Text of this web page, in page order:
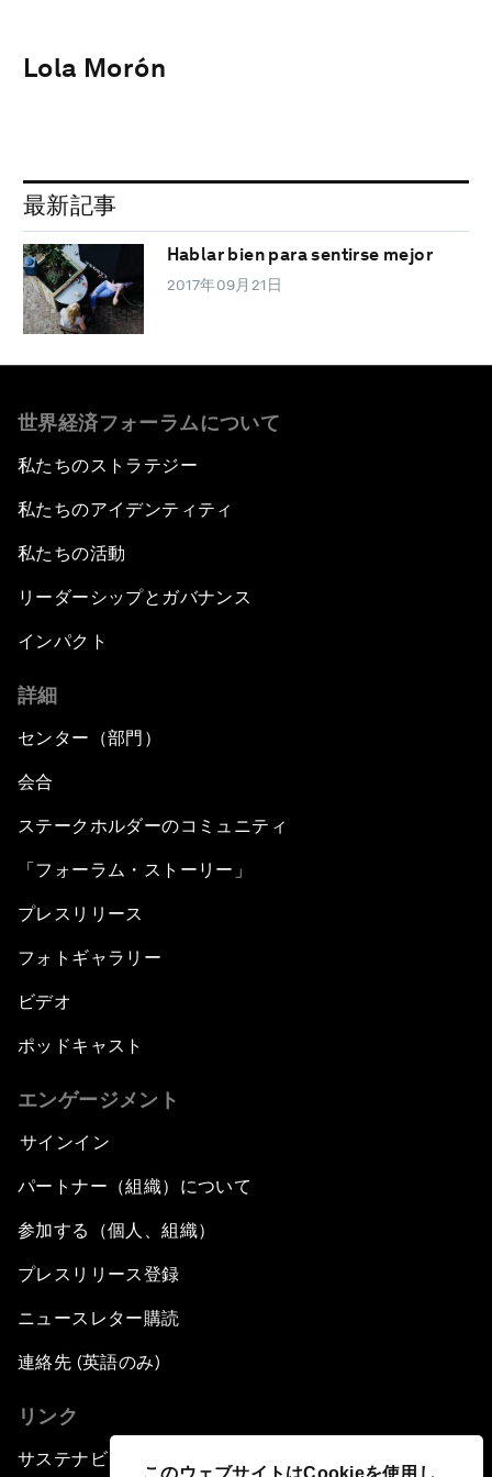
このウェブサイトはCookieを使用し
Lola Morón
最新記事
Hablar bien para sentirse mejor
2017年09月21日
世界経済フォーラムについて
私たちのストラテジー
私たちのアイデンティティ
私たちの活動
リーダーシップとガバナンス
インパクト
詳細
センター（部門）
会合
ステークホルダーのコミュニティ
「フォーラム・ストーリー」
プレスリリース
フォトギャラリー
ビデオ
ポッドキャスト
エンゲージメント
サインイン
パートナー（組織）について
参加する（個人、組織）
プレスリリース登録
ニュースレター購読
連絡先 (英語のみ)
リンク
サステナビリティへの取り組み